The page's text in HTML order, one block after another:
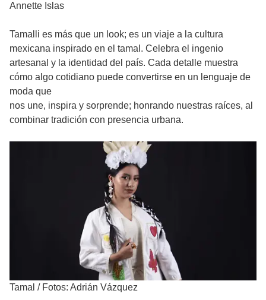
Annette Islas
Tamalli es más que un look; es un viaje a la cultura
mexicana inspirado en el tamal. Celebra el ingenio
artesanal y la identidad del país. Cada detalle muestra
cómo algo cotidiano puede convertirse en un lenguaje de
moda que
nos une, inspira y sorprende; honrando nuestras raíces, al
combinar tradición con presencia urbana.
Tamal / Fotos: Adrián Vázquez